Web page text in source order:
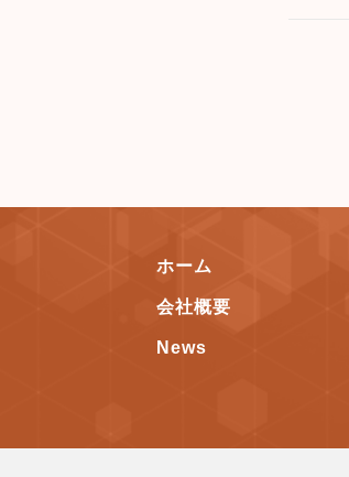
ホーム
会社概要
News